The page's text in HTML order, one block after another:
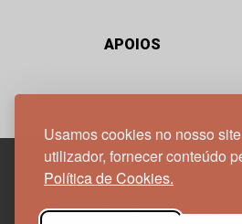
Usamos cookies no nosso
utilizador, fornecer conteúdo
Política de Cookies.
APOIOS
1800-282 Lisboa |